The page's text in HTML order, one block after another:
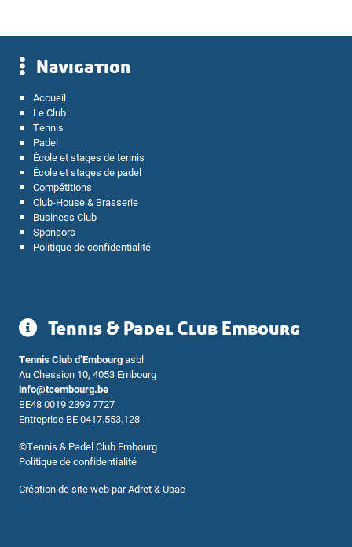
Navigation
Accueil
Le Club
Tennis
Padel
École et stages de tennis
École et stages de padel
Compétitions
Club-House & Brasserie
Business Club
Sponsors
Politique de confidentialité
Tennis & Padel Club Embourg
Tennis Club d’Embourgasbl
Au Chession 10, 4053 Embourg
info@tcembourg.be
BE48 0019 2399 7727
Entreprise BE 0417.553.128
©Tennis & Padel Club Embourg
Politique de confidentialité
Création de site web parAdret & Ubac